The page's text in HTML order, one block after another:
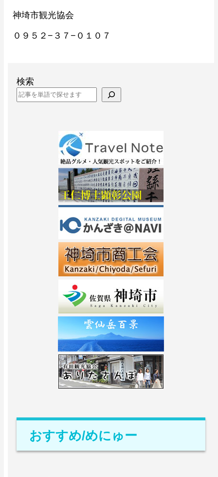
神埼市観光協会
０９５２−３７−０１０７
検索
おすすめ/めにゅー